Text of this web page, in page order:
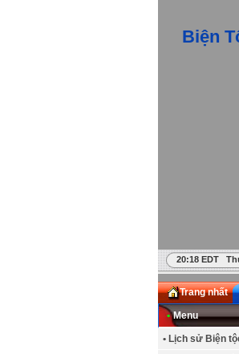
Biện
20:18 EDT
Trang nhất
• Menu
• Lịch sử Biện